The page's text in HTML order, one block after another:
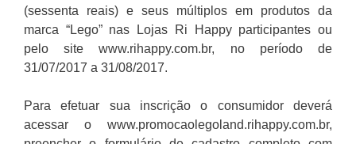
(sessenta reais) e seus múltiplos em produtos da
marca “Lego” nas Lojas Ri Happy participantes ou
pelo site www.rihappy.com.br, no período de
31/07/2017 a 31/08/2017.
Para efetuar sua inscrição o consumidor deverá
acessar o www.promocaolegoland.rihappy.com.br,